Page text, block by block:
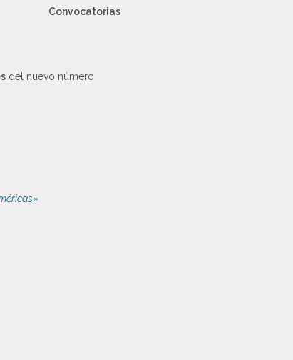
Convocatorias
del nuevo número